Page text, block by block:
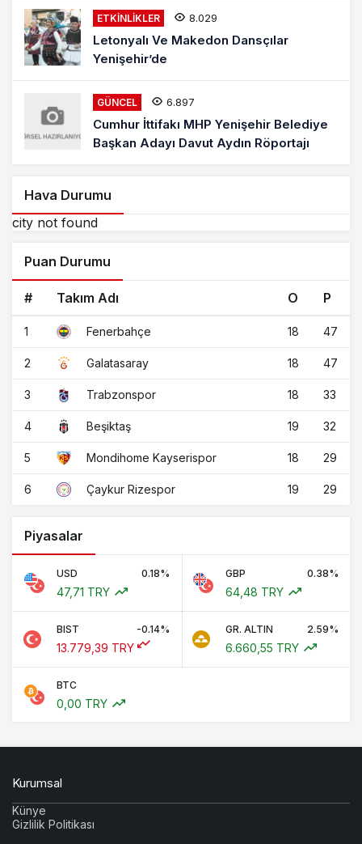
ETKINLIKLER 8.029
Letonyalı Ve Makedon Dansçılar
Yenişehir’de
GÜNCEL 6.897
Cumhur İttifakı MHP Yenişehir Belediye
Başkan Adayı Davut Aydın Röportajı
Hava Durumu
city not found
Puan Durumu
# Takım Adı O P
1 Fenerbahçe 18 47
2 Galatasaray 18 47
3 Trabzonspor 18 33
4 Beşiktaş 19 32
5 Mondihome Kayserispor 18 29
6 Çaykur Rizespor 19 29
Piyasalar
USD 0.18%
47,71 TRY
GBP 0.38%
64,48 TRY
BIST -0.14%
13.779,39 TRY
GR. ALTIN 2.59%
6.660,55 TRY
BTC
0,00 TRY
Kurumsal
Künye
Gizlilik Politikası